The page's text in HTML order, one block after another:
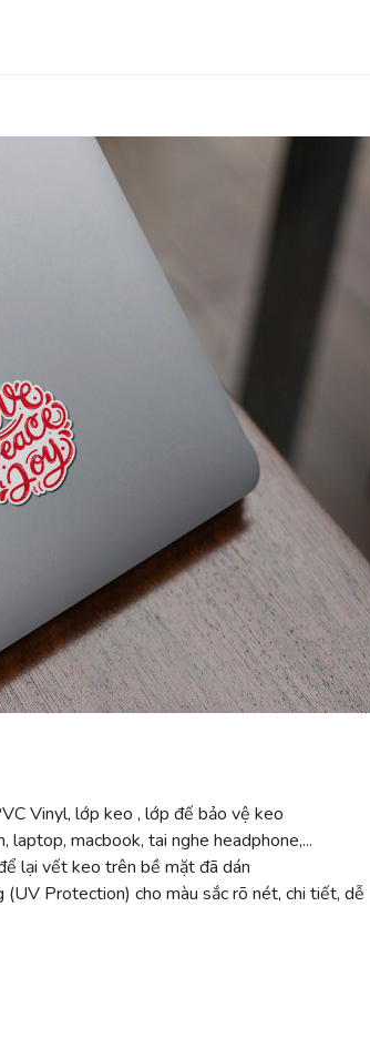
Vinyl, lớp keo , lớp đế bảo vệ keo
laptop, macbook, tai nghe headphone,...
lại vết keo trên bề mặt đã dán
Protection) cho màu sắc rõ nét, chi tiết, dễ